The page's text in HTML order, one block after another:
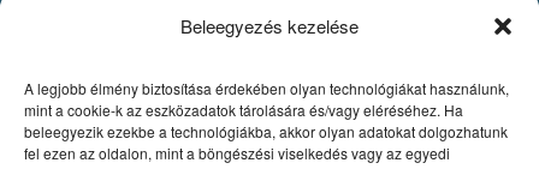
Beleegyezés kezelése
A legjobb élmény biztosítása érdekében olyan technológiákat használunk,
mint a cookie-k az eszközadatok tárolására és/vagy eléréséhez. Ha
beleegyezik ezekbe a technológiákba, akkor olyan adatokat dolgozhatunk
fel ezen az oldalon, mint a böngészési viselkedés vagy az egyedi
KÖNYVKÉSZÍTÉSI INFORMÁCIÓK
Amit mindenképpen tudnia kell, ha könyvet szeretne készíteni